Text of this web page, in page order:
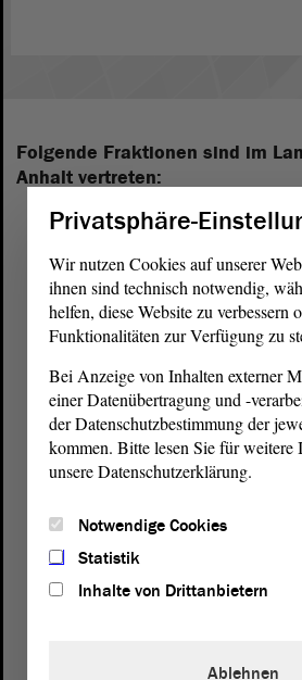
Folgende Fraktionen sind im
Anhalt vertreten:
Postanschrift
Landtagvon Sachsen-Anhalt
Privatsphäre-
Wir nutzen Cookies auf unserer
ihnen sind technisch notwendig,
helfen, diese Website zu verbessern
Funktionalitäten zur Verfügung zu
Bei Anzeige von Inhalten externer
einer Datenübertragung und -
der Datenschutzbestimmung der
kommen. Bitte lesen Sie für weitere
unsere Datenschutzerklärung.
Notwendige Cookies
Statistik
Inhalte von Drittanbietern
Ablehnen